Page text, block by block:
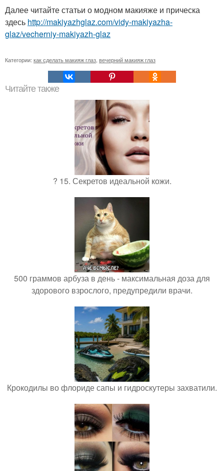
Далее читайте статьи о модном макияже и прическа
здесь http://makiyazhglaz.com/vidy-makiyazha-
glaz/vecherniy-makiyazh-glaz
Категории: как сделать макияж глаз вечерний макияж глаз
Читайте также
? 15. Секретов идеальной кожи.
500 граммов арбуза в день - максимальная доза для
здорового взрослого, предупредили врачи.
Крокодилы во флориде сапы и гидроскутеры захватили.